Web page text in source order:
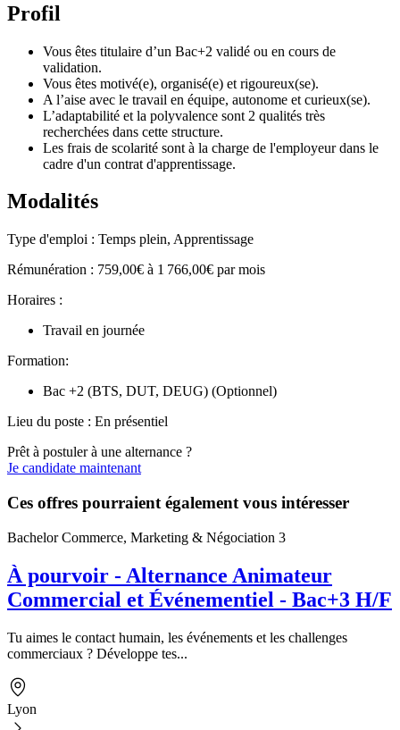
Profil
Vous êtes titulaire d’un Bac+2 validé ou en cours de
validation.
Vous êtes motivé(e), organisé(e) et rigoureux(se).
A l’aise avec le travail en équipe, autonome et curieux(se).
L’adaptabilité et la polyvalence sont 2 qualités très
recherchées dans cette structure.
Les frais de scolarité sont à la charge de l'employeur dans le
cadre d'un contrat d'apprentissage.
Modalités
Type d'emploi : Temps plein, Apprentissage
Rémunération : 759,00€ à 1 766,00€ par mois
Horaires :
Travail en journée
Formation:
Bac +2 (BTS, DUT, DEUG) (Optionnel)
Lieu du poste : En présentiel
Prêt à postuler à une alternance ?
Je candidate maintenant
Ces offres pourraient également vous intéresser
Bachelor Commerce, Marketing & Négociation 3
À pourvoir - Alternance Animateur
Commercial et Événementiel - Bac+3 H/F
Tu aimes le contact humain, les événements et les challenges
commerciaux ? Développe tes...
Lyon